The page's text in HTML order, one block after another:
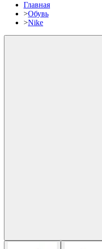
Главная
>Обувь
>Nike